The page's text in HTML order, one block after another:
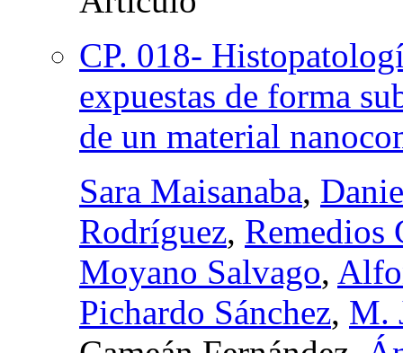
CP. 018-
expuestas de forma
de un material
Sara Maisanaba,
Rodríguez, Remedios
Moyano Salvago,
Pichardo Sánchez, M.